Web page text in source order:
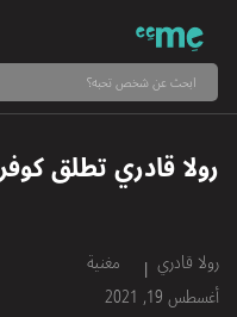
رولا قادري تطلق
رولا قادري
مغنية
أغسطس 19, 2021